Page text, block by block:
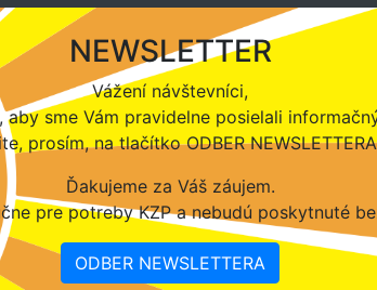
NEWSLETTER
Vážení návštevníci,
aby sme Vám pravidelne posielali
prosím, na tlačítko ODBER
Ďakujeme za Váš záujem.
pre potreby KZP a nebudú poskytnuté
ODBER NEWSLETTERA